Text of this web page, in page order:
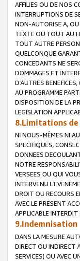
AFFILIES OU DE NOS
INTERRUPTIONS DE
NON-AUTORISE A, OU
TEXTE OU TOUT
TOUT AUTRE
QUELCONQUE
CONCEDANTS NE
DOMMAGES ET
D'AUTRES
AU PROGRAMME
DISPOSITION DE LA
LEGISLATION
8.Limitations
NI NOUS-MÊMES NI
SPECIFIQUES,
DONNEES
NOTRE
VERSEES OU QUI
INTERVENU
DROIT OU RECOURS
AVEC LE PRESENT
APPLICABLE
9.Indemnisation
DANS LA MESURE
DIRECT OU INDIRECT
SERVICES) OU AVEC